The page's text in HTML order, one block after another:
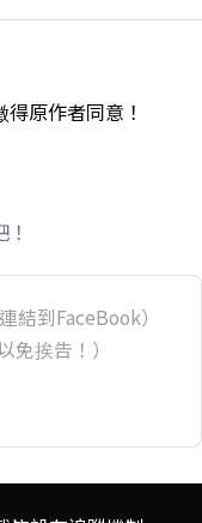
原作者同意！
結到FaceBook）
免挨告！）